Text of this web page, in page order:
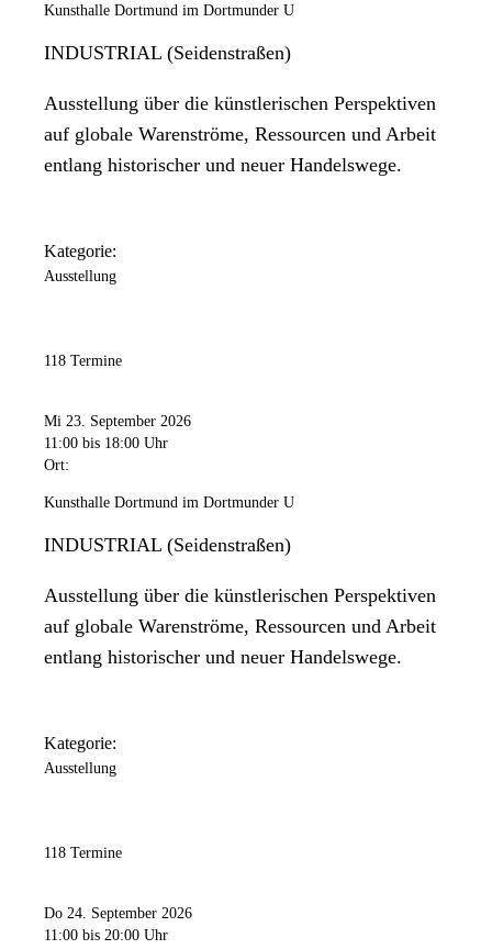
Kunsthalle Dortmund im Dortmunder U
INDUSTRIAL (Seidenstraßen)
Ausstellung über die künstlerischen Perspektiven
auf globale Warenströme, Ressourcen und Arbeit
entlang historischer und neuer Handelswege.
Kategorie:
Ausstellung
118 Termine
Mi 23. September 2026
11:00 bis 18:00 Uhr
Ort:
Kunsthalle Dortmund im Dortmunder U
INDUSTRIAL (Seidenstraßen)
Ausstellung über die künstlerischen Perspektiven
auf globale Warenströme, Ressourcen und Arbeit
entlang historischer und neuer Handelswege.
Kategorie:
Ausstellung
118 Termine
Do 24. September 2026
11:00 bis 20:00 Uhr